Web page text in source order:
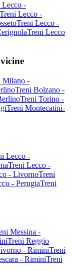
Lecco -
Treni Lecco -
Treni Lecco -
Treni Lecco
Milano -
Treni Bolzano -
Treni Torino -
Treni Montecatini-
Lecco -
Treni Lecco -
- LivornoTreni
- PerugiaTreni
Messina -
Treni Reggio
- RiminiTreni
- RiminiTreni